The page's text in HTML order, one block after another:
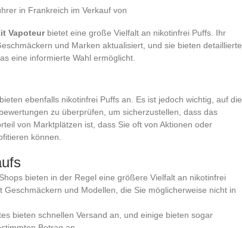
in Frankreich im Verkauf von
Vapoteurbietet eine große Vielfalt an nikotinfrei Puffs. Ihr
und Marken aktualisiert, und sie bieten detaillierte
eine informierte Wahl ermöglicht.
bieten ebenfalls nikotinfrei Puffs an. Es ist jedoch wichtig, auf die
zu überprüfen, um sicherzustellen, dass das
von Marktplätzen ist, dass Sie oft von Aktionen oder
können.
bieten in der Regel eine größere Vielfalt an nikotinfrei
Geschmäckern und Modellen, die Sie möglicherweise nicht in
bieten schnellen Versand an, und einige bieten sogar